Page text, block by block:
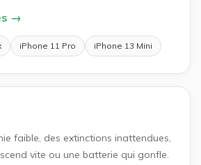
→
iPhone 11 Pro iPhone 13 Mini
faible, des extinctions inattendues,
vite ou une batterie qui gonfle.